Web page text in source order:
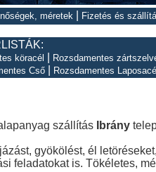
méretek Fizetés és
köracél Rozsdamentes
Cső Rozsdamentes Laposacél
szállítás Ibrány
gyökölést, él
feladatokat is. Tökéletes,